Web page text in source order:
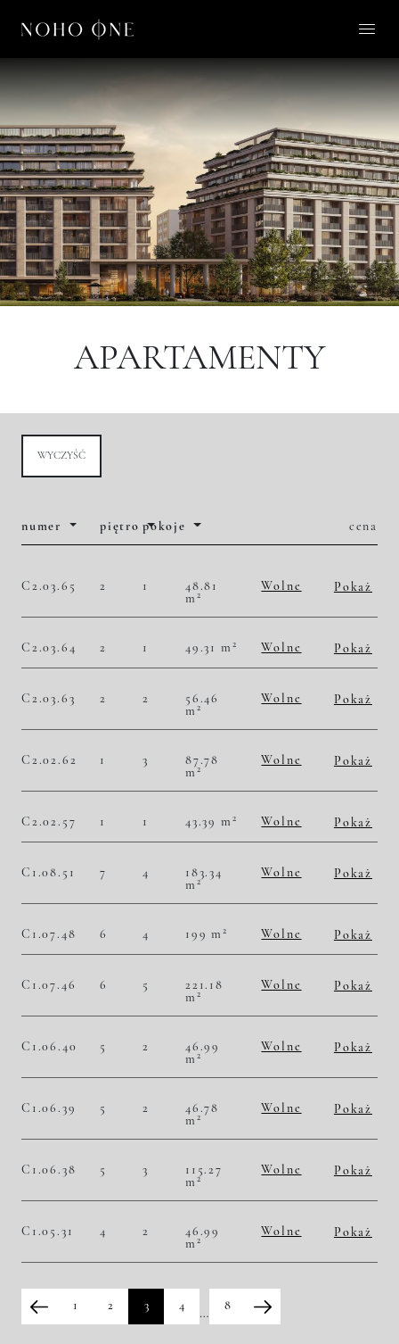
O NOHO ONE
LIFESTYLE
APARTAMENTY
O NAS
KONTAKT
APARTAMENTY
WYCZYŚĆ
numer piętro pokoje cena
C2.03.65 2 1
48.81
m 2
Wolne
Pokaż
C2.03.64 2 1 49.31 m 2 Wolne
Pokaż
C2.03.63 2 2
56.46
m 2
Wolne
Pokaż
C2.02.62 1 3
87.78
m 2
Wolne
Pokaż
C2.02.57 1 1 43.39 m 2 Wolne
Pokaż
C1.08.51 7 4
183.34
m 2
Wolne
Pokaż
C1.07.48 6 4 199 m2 Wolne
Pokaż
C1.07.46 6 5
221.18
m 2
Wolne
Pokaż
C1.06.40 5 2
46.99
m 2
Wolne
Pokaż
C1.06.39 5 2
46.78
m 2
Wolne
Pokaż
C1.06.38 5 3
115.27
m 2
Wolne
Pokaż
C1.05.31 4 2
46.99
m 2
Wolne
Pokaż
1 2 3 4
…
8